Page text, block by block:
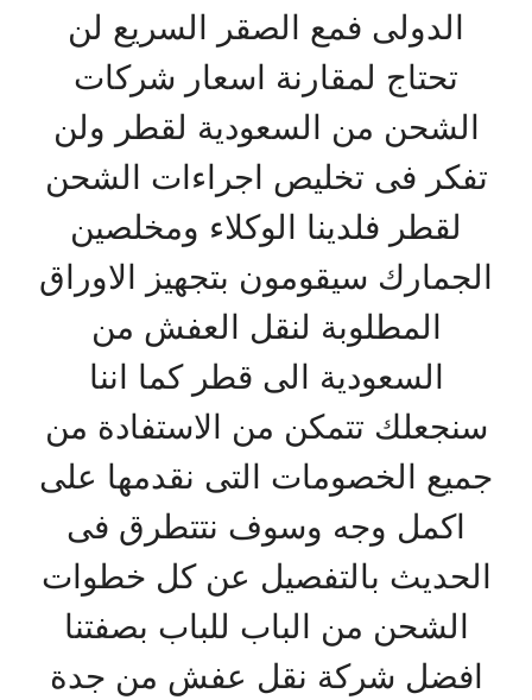
الدولى فمع الصقر السريع لن
تحتاج لمقارنة اسعار شركات
الشحن من السعودية لقطر ولن
تفكر فى تخليص اجراءات الشحن
لقطر فلدينا الوكلاء ومخلصين
الجمارك سيقومون بتجهيز الاوراق
المطلوبة لنقل العفش من
السعودية الى قطر كما اننا
سنجعلك تتمكن من الاستفادة من
جميع الخصومات التى نقدمها على
اكمل وجه وسوف نتتطرق فى
الحديث بالتفصيل عن كل خطوات
الشحن من الباب للباب بصفتنا
افضل شركة نقل عفش من جدة